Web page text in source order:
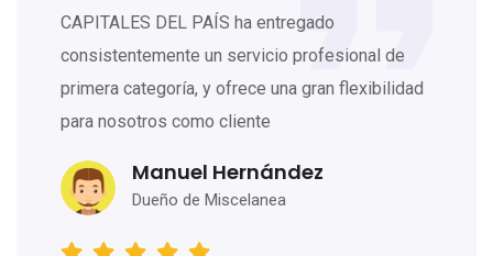
CAPITALES DEL PAÍS ha entregado
consistentemente un servicio profesional de
primera categoría, y ofrece una gran flexibilidad
para nosotros como cliente
Manuel Hernández
Dueño de Miscelanea